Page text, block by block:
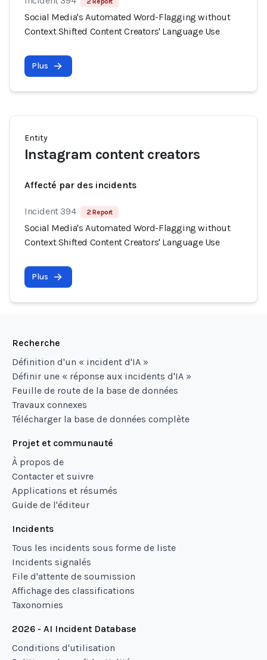
Social Media's Automated Word-Flagging without
Context Shifted Content Creators' Language Use
Plus
Entity
Instagram content creators
Affecté par des incidents
Incident 394 2 Report
Social Media's Automated Word-Flagging without
Context Shifted Content Creators' Language Use
Plus
Recherche
Définition d'un « incident d'IA »
Définir une « réponse aux incidents d'IA »
Feuille de route de la base de données
Travaux connexes
Télécharger la base de données complète
Projet et communauté
À propos de
Contacter et suivre
Applications et résumés
Guide de l'éditeur
Incidents
Tous les incidents sous forme de liste
Incidents signalés
File d'attente de soumission
Affichage des classifications
Taxonomies
2026 - AI Incident Database
Conditions d'utilisation